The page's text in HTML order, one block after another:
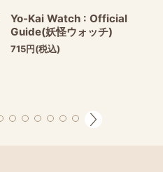
Yo-Kai Watch : Official
Guide(妖怪ウォッチ)
715円(税込)